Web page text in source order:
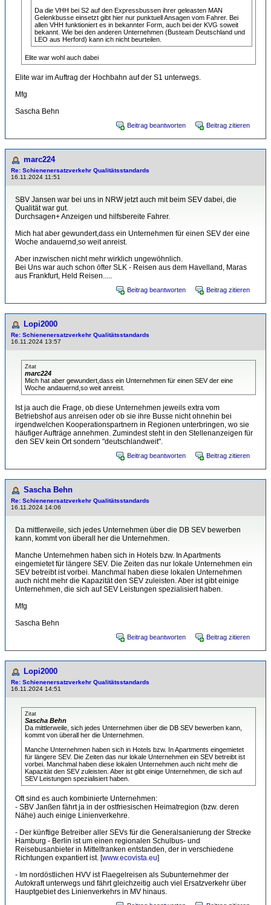
Da die VHH bei S2 auf den Expressbussen ihrer geleasten MAN
Gelenkbusse einsetzt gibt hier nur punktuell Ansagen vom Fahrer. Bei
allen VHH funktioniert es in bekannter Form, auch bei der KVG soweit
bekannt. Wie bei den anderen Unternehmen (Busteam Deutschland und
LEO aus Herford) kann ich nicht beurteilen.
Elite war wohl auch dabei
Elite war im Auftrag der Hochbahn auf der S1 unterwegs.
Mfg
Sascha Behn
Beitrag beantworten Beitrag zitieren
marc224
Re: Schienenersatzverkehr Qualitätsstandards
16.11.2024 11:51
SBV Jansen war bei uns in NRW jetzt auch mit beim SEV dabei, die
Qualität war gut.
Durchsagen+ Anzeigen und hilfsbereite Fahrer.
Mich hat aber gewundert,dass ein Unternehmen für einen SEV der eine
Woche andauernd,so weit anreist.
Aber inzwischen nicht mehr wirklich ungewöhnlich.
Bei Uns war auch schon öfter SLK - Reisen aus dem Havelland, Maras
aus Frankfurt, Held Reisen.....
Beitrag beantworten Beitrag zitieren
Lopi2000
Re: Schienenersatzverkehr Qualitätsstandards
16.11.2024 13:57
Zitat
marc224
Mich hat aber gewundert,dass ein Unternehmen für einen SEV der eine
Woche andauernd,so weit anreist.
Ist ja auch die Frage, ob diese Unternehmen jeweils extra vom
Betriebshof aus anreisen oder ob sie ihre Busse nicht ohnehin bei
irgendwelchen Kooperationspartnern in Regionen unterbringen, wo sie
häufiger Aufträge annehmen. Zumindest steht in den Stellenanzeigen für
den SEV kein Ort sondern "deutschlandweit".
Beitrag beantworten Beitrag zitieren
Sascha Behn
Re: Schienenersatzverkehr Qualitätsstandards
16.11.2024 14:06
Da mittlerweile, sich jedes Unternehmen über die DB SEV bewerben
kann, kommt von überall her die Unternehmen.
Manche Unternehmen haben sich in Hotels bzw. In Apartments
eingemietet für längere SEV. Die Zeiten das nur lokale Unternehmen ein
SEV betreibt ist vorbei. Manchmal haben diese lokalen Unternehmen
auch nicht mehr die Kapazität den SEV zuleisten. Aber ist gibt einige
Unternehmen, die sich auf SEV Leistungen spezialisiert haben.
Mfg
Sascha Behn
Beitrag beantworten Beitrag zitieren
Lopi2000
Re: Schienenersatzverkehr Qualitätsstandards
16.11.2024 14:51
Zitat
Sascha Behn
Da mittlerweile, sich jedes Unternehmen über die DB SEV bewerben kann,
kommt von überall her die Unternehmen.
Manche Unternehmen haben sich in Hotels bzw. In Apartments eingemietet
für längere SEV. Die Zeiten das nur lokale Unternehmen ein SEV betreibt ist
vorbei. Manchmal haben diese lokalen Unternehmen auch nicht mehr die
Kapazität den SEV zuleisten. Aber ist gibt einige Unternehmen, die sich auf
SEV Leistungen spezialisiert haben.
Oft sind es auch kombinierte Unternehmen:
- SBV Janßen fährt ja in der ostfriesischen Heimatregion (bzw. deren
Nähe) auch einige Linienverkehre.
- Der künftige Betreiber aller SEVs für die Generalsanierung der Strecke
Hamburg - Berlin ist um einen regionalen Schulbus- und
Reisebusanbieter in Mittelfranken entstanden, der in verschiedene
Richtungen expantiert ist. [www.ecovista.eu]
- Im nordöstlichen HVV ist Flaegelreisen als Subunternehmer der
Autokraft unterwegs und fährt gleichzeitig auch viel Ersatzverkehr über
Hauptgebiet des Linienverkehrs in MV hinaus.